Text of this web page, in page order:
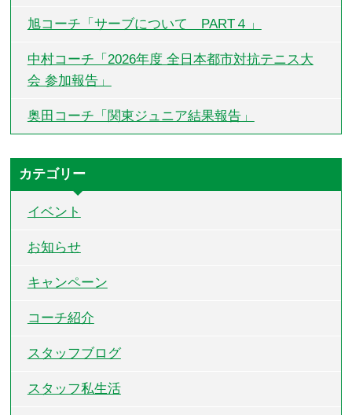
旭コーチ「サーブについて PART４」
中村コーチ「2026年度 全日本都市対抗テニス大
会 参加報告」
奥田コーチ「関東ジュニア結果報告」
カテゴリー
イベント
お知らせ
キャンペーン
コーチ紹介
スタッフブログ
スタッフ私生活